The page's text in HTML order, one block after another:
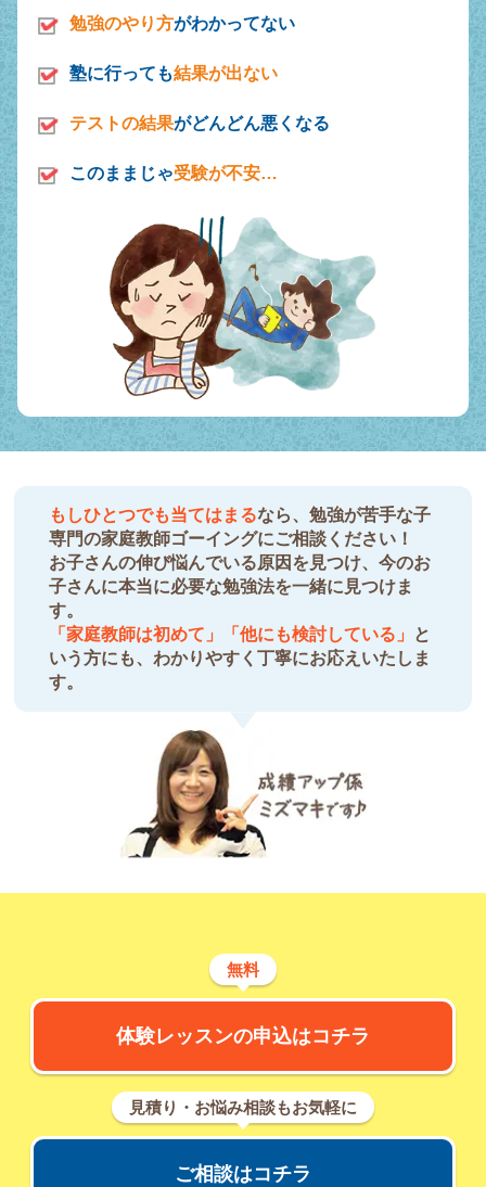
勉強のやり方がわかってない
塾に行っても結果が出ない
テストの結果がどんどん悪くなる
このままじゃ受験が不安…
もしひとつでも当てはまるなら、勉強が苦手な子
専門の家庭教師ゴーイングにご相談ください！
お子さんの伸び悩んでいる原因を見つけ、今のお
子さんに本当に必要な勉強法を一緒に見つけま
す。
「家庭教師は初めて」「他にも検討している」 と
いう方にも、わかりやすく丁寧にお応えいたしま
す。
無料
体験レッスンの申込はコチラ
見積り・お悩み相談もお気軽に
ご相談はコチラ